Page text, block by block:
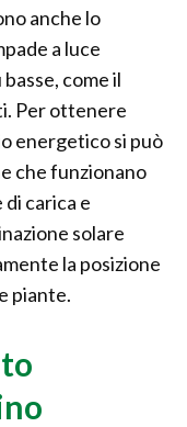
anche lo
a luce
come il
Per ottenere
energetico si può
che funzionano
carica e
solare
la posizione
piante.